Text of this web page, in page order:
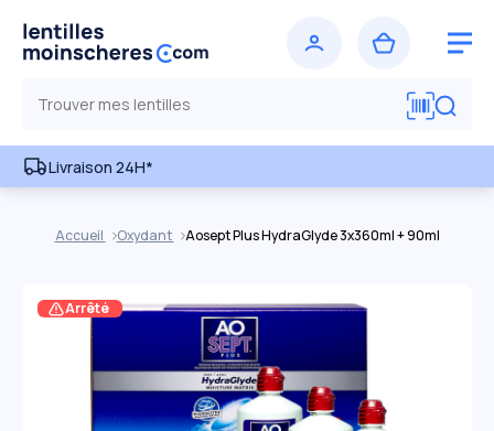
Livraison 24H*
Accueil Oxydant Aosept Plus HydraGlyde 3x360ml + 90ml
Arrêté